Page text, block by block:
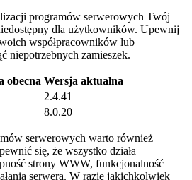
programów serwerowych Twój
dla użytkowników. Upewnij
współpracowników lub
niepotrzebnych zamieszek.
obecna Wersja aktualna
2.4.41
8.0.20
serwerowych warto również⁣
się, że wszystko działa⁣
strony WWW, funkcjonalność
serwera. W razie jakichkolwiek⁢